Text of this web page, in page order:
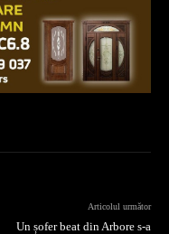
Articolul următor
Un șofer beat din Arbore s-a